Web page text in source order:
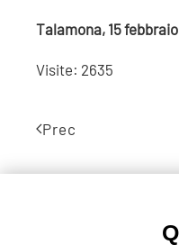
Talamona, 15
Visite: 2635
Prec